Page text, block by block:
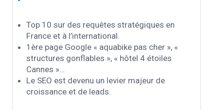
Top 10 sur des requêtes stratégiques en
France et à l’international.
1ère page Google « aquabike pas cher », «
structures gonflables », « hôtel 4 étoiles
Cannes »…
Le SEO est devenu un levier majeur de
croissance et de leads.